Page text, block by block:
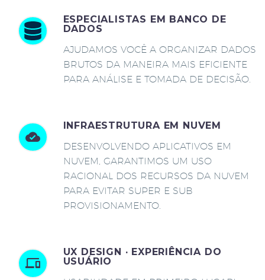
ESPECIALISTAS EM BANCO DE
DADOS
AJUDAMOS VOCÊ A ORGANIZAR DADOS
BRUTOS DA MANEIRA MAIS EFICIENTE
PARA ANÁLISE E TOMADA DE DECISÃO.
INFRAESTRUTURA EM NUVEM
DESENVOLVENDO APLICATIVOS EM
NUVEM, GARANTIMOS UM USO
RACIONAL DOS RECURSOS DA NUVEM
PARA EVITAR SUPER E SUB
PROVISIONAMENTO.
UX DESIGN · EXPERIÊNCIA DO
USUÁRIO